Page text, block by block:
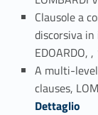
Clausole a
discorsiva in
EDOARDO,
A multi-
clauses,
Dettaglio